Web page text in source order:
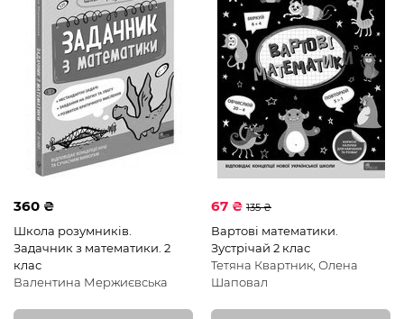
360 ₴
Школа розумників.
Задачник з математики. 2
клас
Валентина Мержиєвська
67 ₴ 135 ₴
Вартові математики.
Зустрічай 2 клас
Тетяна Квартник, Олена
Шаповал